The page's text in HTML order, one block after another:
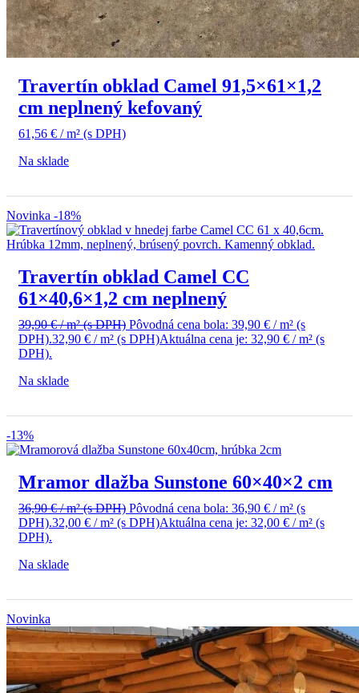
Travertín obklad Camel 91,5×61×1,2
cm neplnený kefovaný
61,56 € / m² (s DPH)
Na sklade
Novinka -18%
Travertín obklad Camel CC
61×40,6×1,2 cm neplnený
39,90€/ m²(s DPH) Pôvodná cena bola: 39,90 € / m² (s
DPH).32,90 € / m² (s DPH)Aktuálna cena je: 32,90 € / m² (s
DPH).
Na sklade
-13%
Mramor dlažba Sunstone 60×40×2 cm
36,90€/ m²(s DPH) Pôvodná cena bola: 36,90 € / m² (s
DPH).32,00 € / m² (s DPH)Aktuálna cena je: 32,00 € / m² (s
DPH).
Na sklade
Novinka